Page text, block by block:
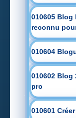
010605 Blog
reconnu
010604
010602
pro
010601